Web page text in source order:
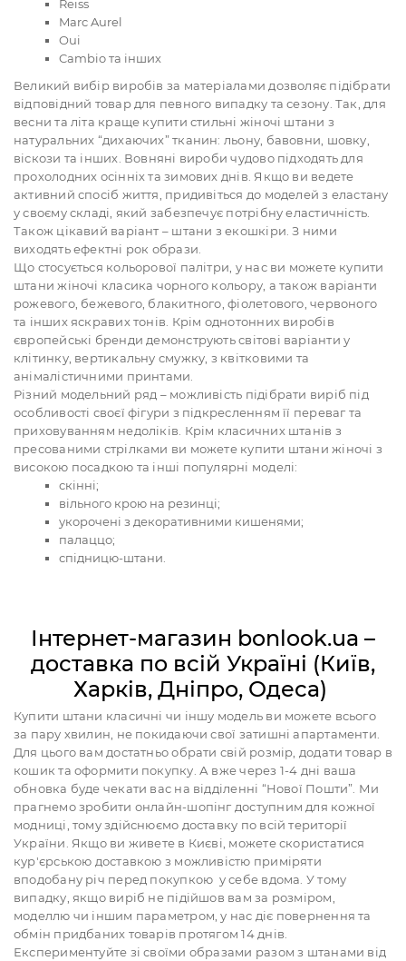
Reiss
Marc Aurel
Oui
Cambio та інших
Великий вибір виробів за матеріалами дозволяє підібрати
відповідний товар для певного випадку та сезону. Так, для
весни та літа краще купити стильні жіночі штани з
натуральних “дихаючих” тканин: льону, бавовни, шовку,
віскози та інших. Вовняні вироби чудово підходять для
прохолодних осінніх та зимових днів. Якщо ви ведете
активний спосіб життя, придивіться до моделей з еластану
у своєму складі, який забезпечує потрібну еластичність.
Також цікавий варіант – штани з екошкіри. З ними
виходять ефектні рок образи.
Що стосується кольорової палітри, у нас ви можете купити
штани жіночі класика чорного кольору, а також варіанти
рожевого, бежевого, блакитного, фіолетового, червоного
та інших яскравих тонів. Крім однотонних виробів
європейські бренди демонструють світові варіанти у
клітинку, вертикальну смужку, з квітковими та
анімалістичними принтами.
Різний модельний ряд – можливість підібрати виріб під
особливості своєї фігури з підкресленням її переваг та
приховуванням недоліків. Крім класичних штанів з
пресованими стрілками ви можете купити штани жіночі з
високою посадкою та інші популярні моделі:
скінні;
вільного крою на резинці;
укорочені з декоративними кишенями;
палаццо;
спідницю-штани.
Інтернет-магазин bonlook.ua –
доставка по всій Україні (Київ,
Харків, Дніпро, Одеса)
Купити штани класичні чи іншу модель ви можете всього
за пару хвилин, не покидаючи свої затишні апартаменти.
Для цього вам достатньо обрати свій розмір, додати товар в
кошик та оформити покупку. А вже через 1-4 дні ваша
обновка буде чекати вас на відділенні “Нової Пошти”. Ми
прагнемо зробити онлайн-шопінг доступним для кожної
модниці, тому здійснюємо доставку по всій території
України. Якщо ви живете в Києві, можете скористатися
кур'єрською доставкою з можливістю приміряти
вподобану річ перед покупкою у себе вдома. У тому
випадку, якщо виріб не підійшов вам за розміром,
моделлю чи іншим параметром, у нас діє повернення та
обмін придбаних товарів протягом 14 днів.
Експериментуйте зі своїми образами разом з штанами від